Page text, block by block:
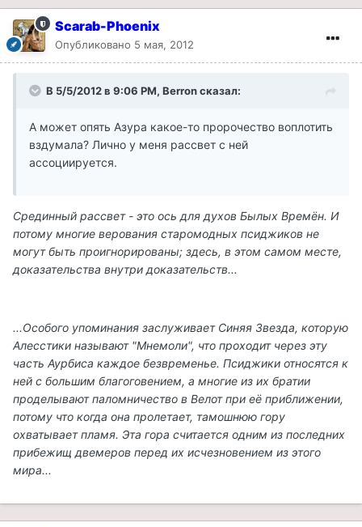
Scarab-Phoenix
Опубликовано 5 мая, 2012
В 5/5/2012 в 9:06 PM, Berron сказал:
А может опять Азура какое-то пророчество воплотить
вздумала? Лично у меня рассвет с ней
ассоциируется.
Срединный рассвет - это ось для духов Былых Времён. И
потому многие верования старомодных псиджиков не
могут быть проигнорированы; здесь, в этом самом месте,
доказательства внутри доказательств...
...Особого упоминания заслуживает Синяя Звезда, которую
Алесстики называют "Мнемоли", что проходит через эту
часть Аурбиса каждое безвременье. Псиджики относятся к
ней с большим благоговением, а многие из их братии
проделывают паломничество в Велот при её приближении,
потому что когда она пролетает, тамошнюю гору
охватывает пламя. Эта гора считается одним из последних
прибежищ двемеров перед их исчезновением из этого
мира...